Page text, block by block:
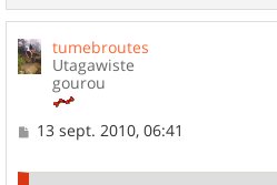
tumebroutes
Utagawiste
gourou
M13 sept. 2010, 06:41